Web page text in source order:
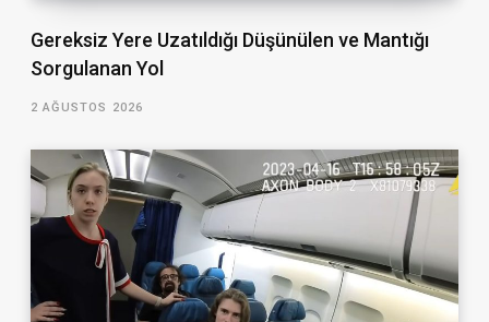
Gereksiz Yere Uzatıldığı Düşünülen ve Mantığı
Sorgulanan Yol
2 AĞUSTOS 2026